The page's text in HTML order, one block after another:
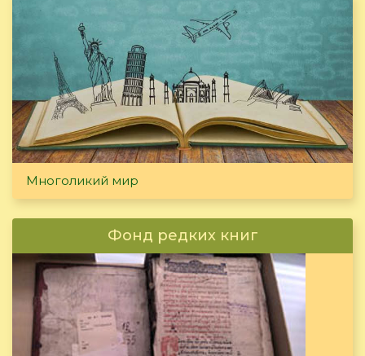
Многоликий мир
Фонд редких книг